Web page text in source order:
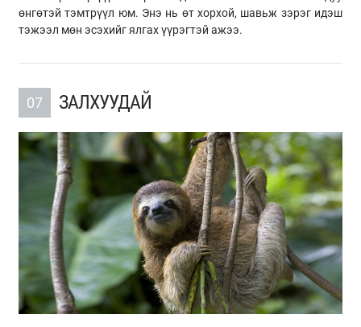
өнгөтэй тэмтрүүл юм. Энэ нь өт хорхой, шавьж зэрэг идэш
тэжээл мөн эсэхийг ялгах үүрэгтэй ажээ.
07 ЗАЛХУУДАЙ